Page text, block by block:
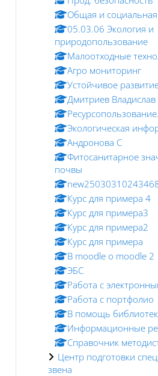
Общая и социальная
05.03.06 Экология и
природопользование
Малоотходные
Агро мониторинг
Устойчивое
Дмитриев
Ресурсопользование.
Экологическая
Андронова С
Фитосанитарное
почвы
Курс для примера 4
Курс для примера3
Курс для примера2
Курс для примера
В moodle о moodle 2
ЭБС
Работа с
Работа с портфолио
В помощь
Информационные
Справочник
Центр подготовки
звена